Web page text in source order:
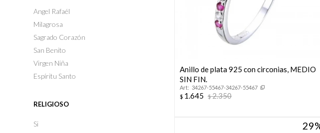
Anillo de plata 925 con circonias, MEDIO
SIN FIN.
34267-55467-34267-55467
$ 1.645 $2.350
29
Angel Rafaél
Milagrosa
Sagrado Corazón
San Benito
Virgen Niña
Espíritu Santo
RELIGIOSO
Si